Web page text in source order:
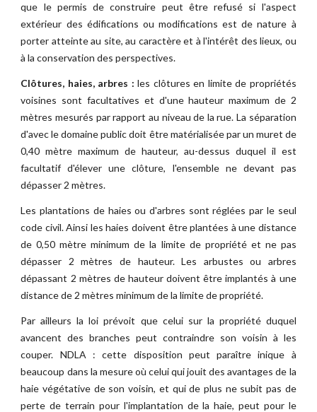
que le permis de construire peut être refusé si l'aspect
extérieur des édifications ou modifications est de nature à
porter atteinte au site, au caractère et à l'intérêt des lieux, ou
à la conservation des perspectives.
Clôtures, haies, arbres :les clôtures en limite de propriétés
voisines sont facultatives et d'une hauteur maximum de 2
mètres mesurés par rapport au niveau de la rue. La séparation
d'avec le domaine public doit être matérialisée par un muret de
0,40 mètre maximum de hauteur, au-dessus duquel il est
facultatif d'élever une clôture, l'ensemble ne devant pas
dépasser 2 mètres.
Les plantations de haies ou d'arbres sont réglées par le seul
code civil. Ainsi les haies doivent être plantées à une distance
de 0,50 mètre minimum de la limite de propriété et ne pas
dépasser 2 mètres de hauteur. Les arbustes ou arbres
dépassant 2 mètres de hauteur doivent être implantés à une
distance de 2 mètres minimum de la limite de propriété.
Par ailleurs la loi prévoit que celui sur la propriété duquel
avancent des branches peut contraindre son voisin à les
couper. NDLA : cette disposition peut paraître inique à
beaucoup dans la mesure où celui qui jouit des avantages de la
haie végétative de son voisin, et qui de plus ne subit pas de
perte de terrain pour l'implantation de la haie, peut pour le